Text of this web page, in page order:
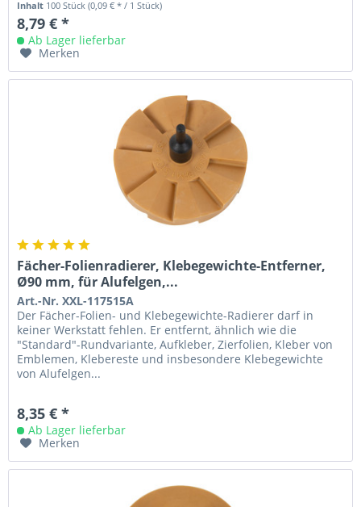
Inhalt 100 Stück(0,09 € * / 1 Stück)
8,79 € *
Ab Lager lieferbar
Merken
Fächer-Folienradierer, Klebegewichte-Entferner,
Ø90 mm, für Alufelgen,...
Art.-Nr. XXL-117515A
Der Fächer-Folien- und Klebegewichte-Radierer darf in
keiner Werkstatt fehlen. Er entfernt, ähnlich wie die
"Standard"-Rundvariante, Aufkleber, Zierfolien, Kleber von
Emblemen, Klebereste und insbesondere Klebegewichte
von Alufelgen...
8,35 € *
Ab Lager lieferbar
Merken